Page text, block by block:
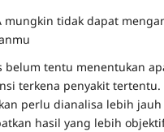
mungkin tidak dapat
belum tentu menentukan
terkena penyakit tertentu.
perlu dianalisa lebih
hasil yang lebih